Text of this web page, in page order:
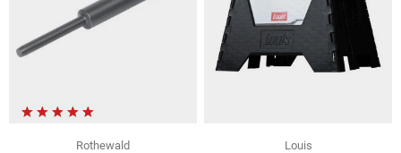
Rothewald
Louis